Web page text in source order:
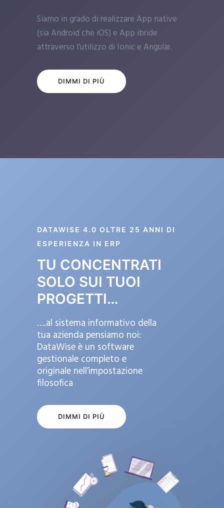
Siamo in grado di realizzare App native
(sia Android che iOS) e App ibride
attraverso l’utilizzo di Ionic e Angular.
DIMMI DI PIÙ
DATAWISE 4.0 OLTRE 25 ANNI DI
ESPERIENZA IN ERP
TU CONCENTRATI
SOLO SUI TUOI
PROGETTI…
….al sistema informativo della
tua azienda pensiamo noi:
DataWise è un software
gestionale completo e
originale nell’impostazione
filosofica
DIMMI DI PIÙ